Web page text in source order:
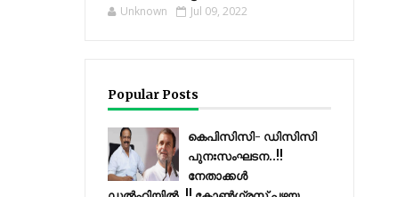
Unknown Jul 09, 2022
Popular Posts
കെപിസിസി- ഡിസിസി
പുനഃസംഘടന..!!
നേതാക്കൾ